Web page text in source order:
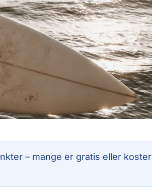
– mange er gratis eller koster